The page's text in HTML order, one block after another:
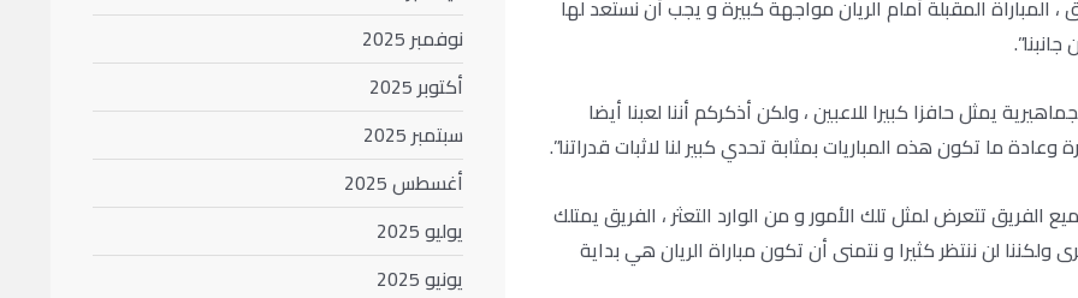
المباراة المقبلة أمام الريان مواجهة كبيرة و يجب أن نستعد لها
يمثل حافزا كبيرا للاعبين ، ولكن أذكركم أننا لعبنا أيضا
ما تكون هذه المباريات بمثابة تحدي كبير لنا لاثبات قدراتنا”.
الفريق تتعرض لمثل تلك الأمور و من الوارد التعثر ، الفريق يمتلك
لن ننتظر كثيرا و نتمنى أن تكون مباراة الريان هي بداية
نوفمبر 2025
أكتوبر 2025
سبتمبر 2025
أغسطس 2025
يوليو 2025
يونيو 2025